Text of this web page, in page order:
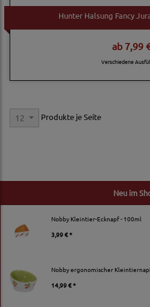
Neu im
Nobby Kleintier-Ecknapf - 100ml
3,99 € *
Nobby ergonomischer
14,99 € *
Hunter Halsung Fancy
ab7,99
Verschiedene
12 Produkte je Seite